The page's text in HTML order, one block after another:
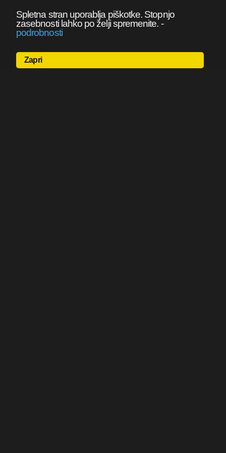
Spletna stran uporablja piškotke. Stopnjo
zasebnosti lahko po želji spremenite. -
podrobnosti
Zapri